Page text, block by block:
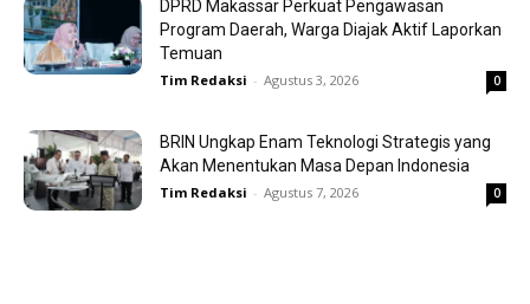
DPRD Makassar Perkuat Pengawasan
Program Daerah, Warga Diajak Aktif Laporkan
Temuan
Tim Redaksi - Agustus 3, 2026 0
BRIN Ungkap Enam Teknologi Strategis yang
Akan Menentukan Masa Depan Indonesia
Tim Redaksi - Agustus 7, 2026 0